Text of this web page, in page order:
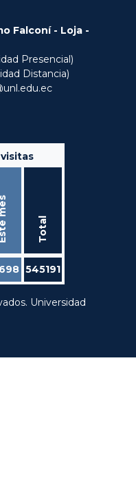
Falconí - Loja -
Presencial)
Distancia)
Total
545191
Universidad